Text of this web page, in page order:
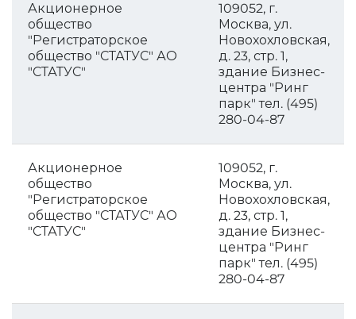
Акционерное
общество
"Регистраторское
общество "СТАТУС" АО
"СТАТУС"
109052, г.
Москва, ул.
Новохохловская,
д. 23, стр. 1,
здание Бизнес-
центра "Ринг
парк" тел. (495)
280-04-87
Акционерное
общество
"Регистраторское
общество "СТАТУС" АО
"СТАТУС"
109052, г.
Москва, ул.
Новохохловская,
д. 23, стр. 1,
здание Бизнес-
центра "Ринг
парк" тел. (495)
280-04-87